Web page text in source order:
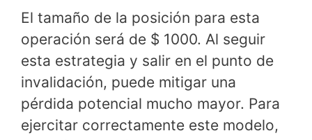
El tamaño de la posición para esta
operación será de $ 1000. Al seguir
esta estrategia y salir en el punto de
invalidación, puede mitigar una
pérdida potencial mucho mayor. Para
ejercitar correctamente este modelo,